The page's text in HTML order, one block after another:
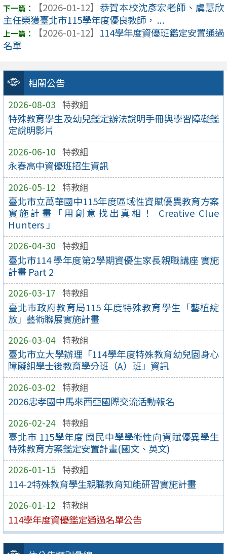
相關公告
2026-08-03 特教組
特殊教育學生及幼兒鑑定辦法說明手冊與學習障礙鑑
定說明影片
2026-06-10 特教組
永春高中資優班招生資訊
2026-05-12 特教組
臺北市立萬華國中115年度區域性資賦優異教育方案
實施計畫「用創意找出真相！ Creative Clue
Hunters 」
2026-04-30 特教組
臺北市114 學年度第2學期資優生家長親職講座 實施
計畫 Part 2
2026-03-17 特教組
臺北巿政府教育局115 年度特殊教育學生「藝植綻
放」藝術聯展實施計畫
2026-03-04 特教組
臺北市立大學辦理「114學年度特殊教育幼兒園身心
障礙組學士後教育學分班（A）班」資訊
2026-03-02 特教組
2026忠孝國中馬來西亞國際交流活動報名
2026-02-24 特教組
臺北市 115學年度 國民中學學術性向資賦優異學生
特殊教育方案鑑定安置計畫(國文、英文)
2026-01-15 特教組
114-2特殊教育學生親職教育知能研習實施計畫
2026-01-12 特教組
114學年度資優鑑定通過名單公告
【2026-01-12】 恭賀本校沈彥宏老師、虞慧欣
主任榮獲臺北市115學年度優良教師， ...
【2026-01-12】 114學年度資優班鑑定安置通過
名單